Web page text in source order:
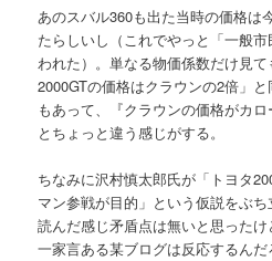
あのスバル360も出た当時の価格は
たらしいし（これでやっと「一般
われた）。単なる物価係数だけ見
2000GTの価格はクラウンの2倍」
もあって、『クラウンの価格がカ
とちょっと違う感じがする。
ちなみに沢村慎太郎氏が「トヨタ
マン参戦が目的」という仮説をぶち
読んだ感じ矛盾点は無いと思った
一家言ある某ブログは反応するんだ